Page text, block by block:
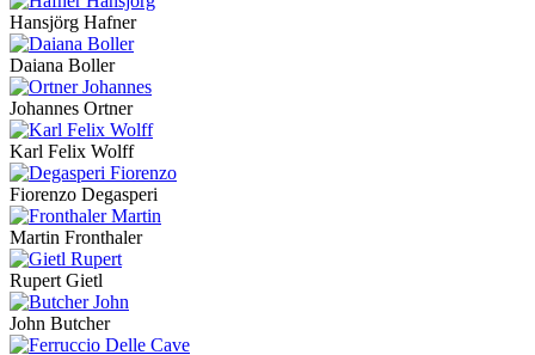
Hansjörg Hafner
Daiana Boller
Johannes Ortner
Karl Felix Wolff
Fiorenzo Degasperi
Martin Fronthaler
Rupert Gietl
John Butcher